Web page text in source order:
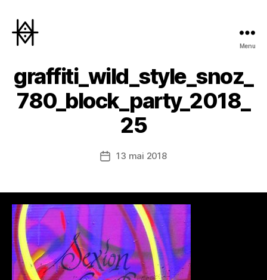
Menu
graffiti_wild_style_snoz_
780_block_party_2018_
25
Date13 mai 2018